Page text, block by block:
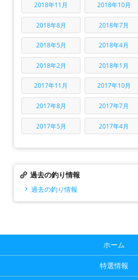
2018年11月 2018年10月
2018年8月 2018年7月
2018年5月 2018年4月
2018年2月 2018年1月
2017年11月 2017年10月
2017年8月 2017年7月
2017年5月 2017年4月
過去の釣り情報
過去の釣り情報
ホーム
特選情報